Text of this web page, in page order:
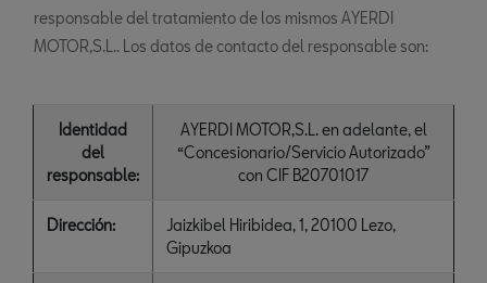
responsable del tratamiento de los mismos AYERDI
MOTOR,S.L.. Los datos de contacto del responsable son:
Identidad
del
responsable:
AYERDI MOTOR,S.L. en adelante, el
“Concesionario/Servicio Autorizado”
con CIF B20701017
Dirección:
Jaizkibel Hiribidea, 1, 20100 Lezo,
Gipuzkoa